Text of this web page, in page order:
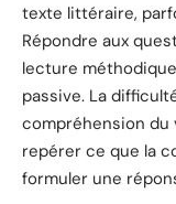
texte littéraire,
Répondre aux
lecture
passive. La
compréhension du
repérer ce que la
formuler une